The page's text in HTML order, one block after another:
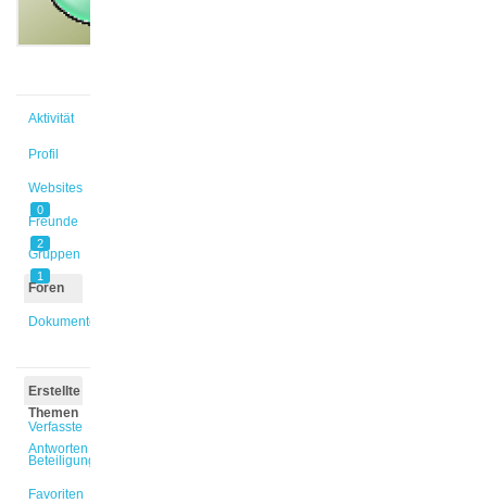
Aktivität
Profil
Websites
0
Freunde
2
Gruppen
1
Foren
Dokumente
Erstellte
Themen
Verfasste
Antworten
Beteiligungen
Favoriten